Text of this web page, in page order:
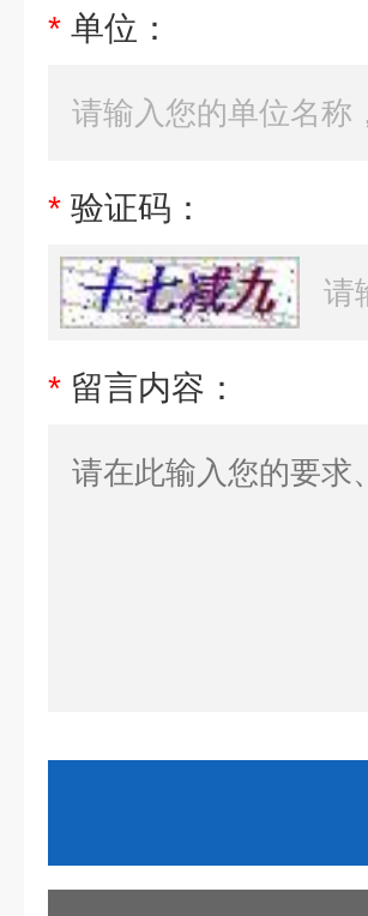
* 单位：
* 验证码：
* 留言内容：